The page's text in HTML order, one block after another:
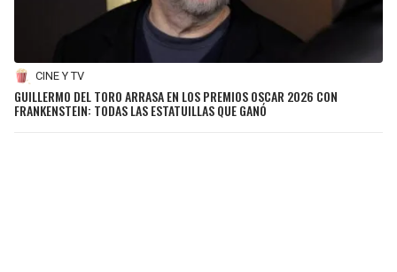
CINE Y TV
GUILLERMO DEL TORO ARRASA EN LOS PREMIOS OSCAR 2026 CON
FRANKENSTEIN: TODAS LAS ESTATUILLAS QUE GANÓ